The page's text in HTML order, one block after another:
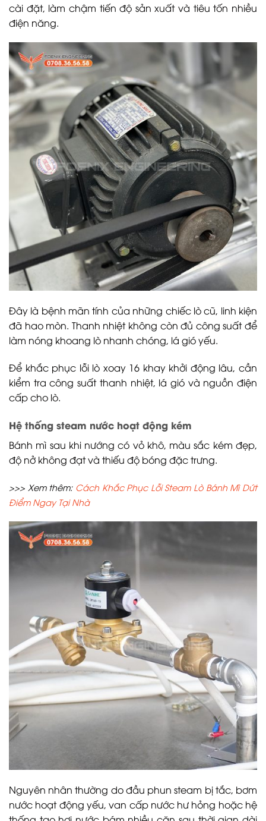
cài đặt, làm chậm tiến độ sản xuất và tiêu tốn nhiều
điện năng.
Đây là bệnh mãn tính của những chiếc lò cũ, linh kiện
đã hao mòn. Thanh nhiệt không còn đủ công suất để
làm nóng khoang lò nhanh chóng, lá gió yếu.
Để khắc phục lỗi lò xoay 16 khay khởi động lâu, cần
kiểm tra công suất thanh nhiệt, lá gió và nguồn điện
cấp cho lò.
Hệ thống steam nước hoạt động kém
Bánh mì sau khi nướng có vỏ khô, màu sắc kém đẹp,
độ nở không đạt và thiếu độ bóng đặc trưng.
>>> Xem thêm: Cách Khắc Phục Lỗi Steam Lò Bánh Mì Dứt
Điểm Ngay Tại Nhà
Nguyên nhân thường do đầu phun steam bị tắc, bơm
nước hoạt động yếu, van cấp nước hư hỏng hoặc hệ